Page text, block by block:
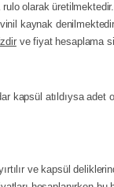
olarak üretilmektedir.
kaynak
ve fiyat hesaplama
atıldıysa adet
ve kapsül